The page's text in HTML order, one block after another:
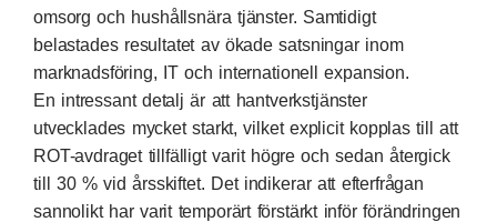
omsorg och hushållsnära tjänster. Samtidigt
belastades resultatet av ökade satsningar inom
marknadsföring, IT och internationell expansion.
En intressant detalj är att hantverkstjänster
utvecklades mycket starkt, vilket explicit kopplas till att
ROT-avdraget tillfälligt varit högre och sedan återgick
till 30 % vid årsskiftet. Det indikerar att efterfrågan
sannolikt har varit temporärt förstärkt inför förändringen